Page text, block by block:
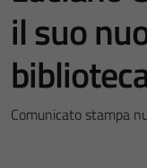
il suo
Comunicato stampa